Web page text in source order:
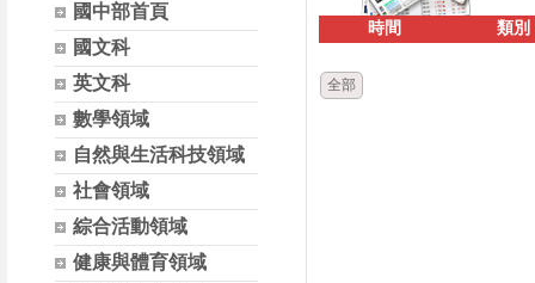
國中部首頁
國文科
英文科
數學領域
自然與生活科技領域
社會領域
綜合活動領域
健康與體育領域
時間 類別
全部